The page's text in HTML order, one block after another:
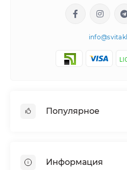
Популярное
Системы хранения энергии
Информация